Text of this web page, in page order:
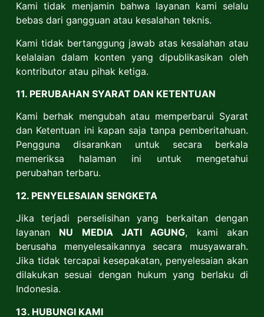
Kami tidak menjamin bahwa layanan kami selalu
bebas dari gangguan atau kesalahan teknis.
Kami tidak bertanggung jawab atas kesalahan atau
kelalaian dalam konten yang dipublikasikan oleh
kontributor atau pihak ketiga.
11. PERUBAHAN SYARAT DAN KETENTUAN
Kami berhak mengubah atau memperbarui Syarat
dan Ketentuan ini kapan saja tanpa pemberitahuan.
Pengguna disarankan untuk secara berkala
memeriksa halaman ini untuk mengetahui
perubahan terbaru.
12. PENYELESAIAN SENGKETA
Jika terjadi perselisihan yang berkaitan dengan
layanan NU MEDIA JATI AGUNG, kami akan
berusaha menyelesaikannya secara musyawarah.
Jika tidak tercapai kesepakatan, penyelesaian akan
dilakukan sesuai dengan hukum yang berlaku di
Indonesia.
13. HUBUNGI KAMI